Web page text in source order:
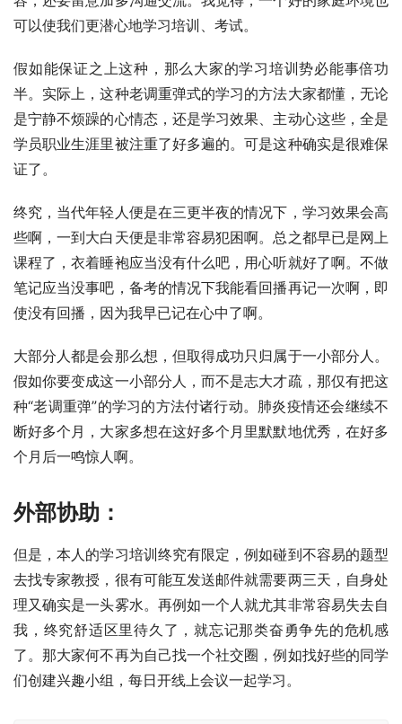
可以使我们更潜心地学习培训、考试。
假如能保证之上这种，那么大家的学习培训势必能事倍功
半。实际上，这种老调重弹式的学习的方法大家都懂，无论
是宁静不烦躁的心情态，还是学习效果、主动心这些，全是
学员职业生涯里被注重了好多遍的。可是这种确实是很难保
证了。
终究，当代年轻人便是在三更半夜的情况下，学习效果会高
些啊，一到大白天便是非常容易犯困啊。总之都早已是网上
课程了，衣着睡袍应当没有什么吧，用心听就好了啊。不做
笔记应当没事吧，备考的情况下我能看回播再记一次啊，即
使没有回播，因为我早已记在心中了啊。
大部分人都是会那么想，但取得成功只归属于一小部分人。
假如你要变成这一小部分人，而不是志大才疏，那仅有把这
种“老调重弹”的学习的方法付诸行动。肺炎疫情还会继续不
断好多个月，大家多想在这好多个月里默默地优秀，在好多
个月后一鸣惊人啊。
外部协助：
但是，本人的学习培训终究有限定，例如碰到不容易的题型
去找专家教授，很有可能互发送邮件就需要两三天，自身处
理又确实是一头雾水。再例如一个人就尤其非常容易失去自
我，终究舒适区里待久了，就忘记那类奋勇争先的危机感
了。那大家何不再为自己找一个社交圈，例如找好些的同学
们创建兴趣小组，每日开线上会议一起学习。